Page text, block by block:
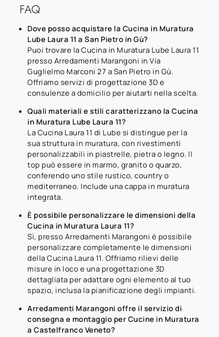
FAQ
Dove posso acquistare la Cucina in Muratura
Lube Laura 11 a San Pietro in Gù?
Puoi trovare la Cucina in Muratura Lube Laura 11
presso Arredamenti Marangoni in Via
Guglielmo Marconi 27 a San Pietro in Gù.
Offriamo servizi di progettazione 3D e
consulenze a domicilio per aiutarti nella scelta.
Quali materiali e stili caratterizzano la Cucina
in Muratura Lube Laura 11?
La Cucina Laura 11 di Lube si distingue per la
sua struttura in muratura, con rivestimenti
personalizzabili in piastrelle, pietra o legno. Il
top può essere in marmo, granito o quarzo,
conferendo uno stile rustico, country o
mediterraneo. Include una cappa in muratura
integrata.
È possibile personalizzare le dimensioni della
Cucina in Muratura Laura 11?
Sì, presso Arredamenti Marangoni è possibile
personalizzare completamente le dimensioni
della Cucina Laura 11. Offriamo rilievi delle
misure in loco e una progettazione 3D
dettagliata per adattare ogni elemento al tuo
spazio, inclusa la pianificazione degli impianti.
Arredamenti Marangoni offre il servizio di
consegna e montaggio per Cucine in Muratura
a Castelfranco Veneto?